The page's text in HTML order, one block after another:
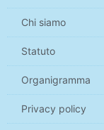
Chi siamo
Statuto
Organigramma
Privacy policy